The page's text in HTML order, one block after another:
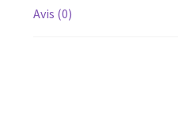
Avis (0)